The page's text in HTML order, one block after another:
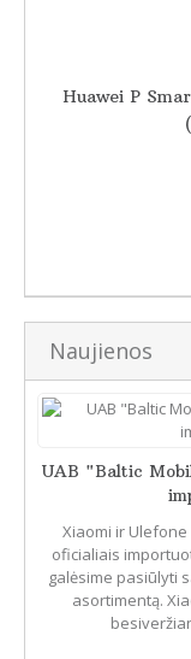
Huawei P
Naujienos
UAB "Baltic
Xiaomi ir
oficialiais
galėsime pasiūlyti
asortimentą.